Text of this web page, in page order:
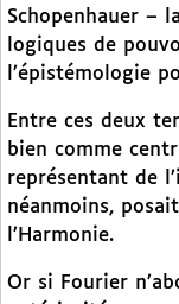
Schopenhauer –
logiques de
l’épistémologie
Entre ces deux
bien comme
représentant de
néanmoins,
l’Harmonie.
Or si Fourier